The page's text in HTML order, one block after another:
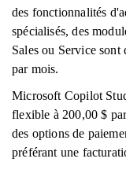
des fonctionnalités
spécialisés, des
Sales ou Service
par mois.
Microsoft Copilot
flexible à 200,00 $
des options de
préférant une